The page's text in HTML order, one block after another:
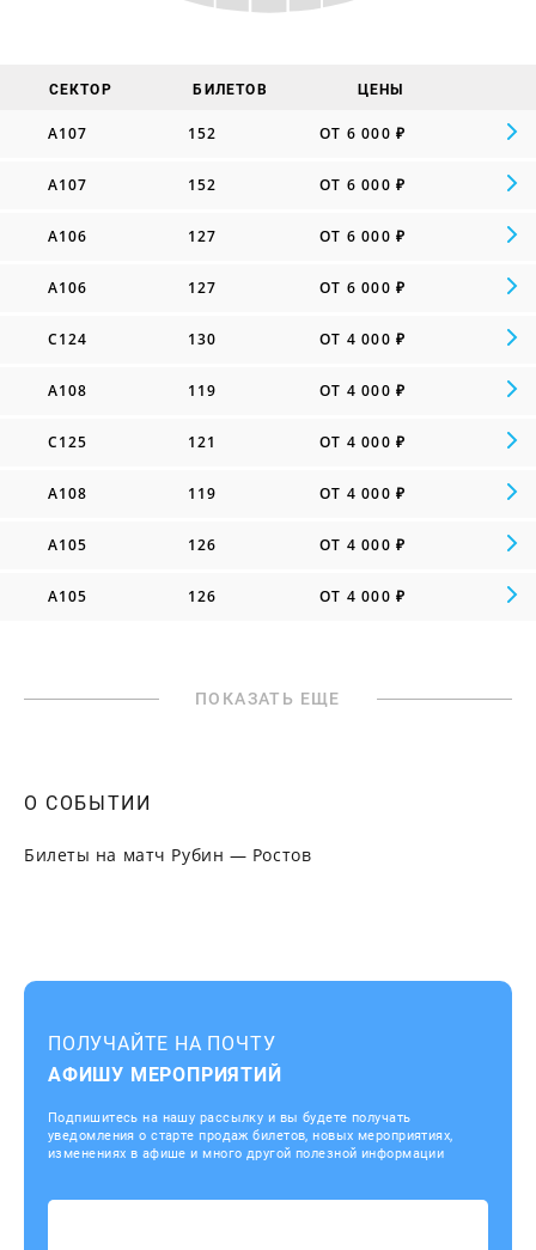
СЕКТОР БИЛЕТОВ ЦЕНЫ
A107 152 ОТ 6 000 ₽
A107 152 ОТ 6 000 ₽
A106 127 ОТ 6 000 ₽
A106 127 ОТ 6 000 ₽
C124 130 ОТ 4 000 ₽
A108 119 ОТ 4 000 ₽
C125 121 ОТ 4 000 ₽
A108 119 ОТ 4 000 ₽
A105 126 ОТ 4 000 ₽
A105 126 ОТ 4 000 ₽
ПОКАЗАТЬ ЕЩЕ
О СОБЫТИИ
Билеты на матч Рубин — Ростов
ПОЛУЧАЙТЕ НА ПОЧТУ
АФИШУ МЕРОПРИЯТИЙ
Подпишитесь на нашу рассылку и вы будете получать
уведомления о старте продаж билетов, новых мероприятиях,
изменениях в афише и много другой полезной информации